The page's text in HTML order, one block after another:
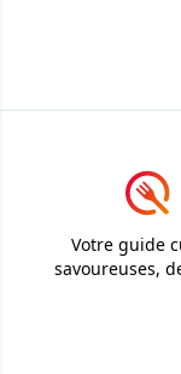
Votre guide
savoureuses,